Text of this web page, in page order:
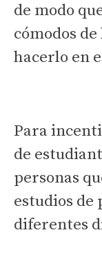
de modo
cómodos
hacerlo en
Para
de
personas
estudios de
diferentes